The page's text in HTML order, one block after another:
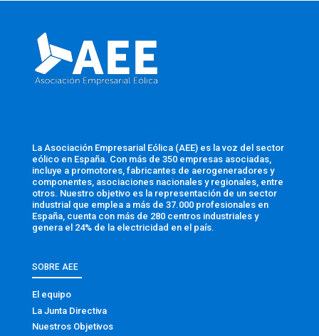
La Asociación Empresarial Eólica (AEE) es la voz del sector
eólico en España. Con más de 350 empresas asociadas,
incluye a promotores, fabricantes de aerogeneradores y
componentes, asociaciones nacionales y regionales, entre
otros. Nuestro objetivo es la representación de un sector
industrial que emplea a más de 37.000 profesionales en
España, cuenta con más de 280 centros industriales y
genera el 24% de la electricidad en el país.
SOBRE AEE
El equipo
La Junta Directiva
Nuestros Objetivos